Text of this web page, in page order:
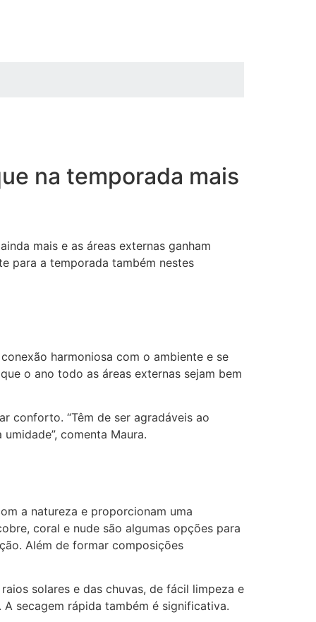
na temporada mais
mais e as áreas externas ganham
para a temporada também nestes
harmoniosa com o ambiente e se
o ano todo as áreas externas sejam bem
conforto. “Têm de ser agradáveis ao
comenta Maura.
a natureza e proporcionam uma
coral e nude são algumas opções para
Além de formar composições
solares e das chuvas, de fácil limpeza e
secagem rápida também é significativa.